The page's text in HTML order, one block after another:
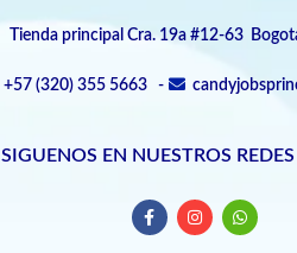
Tienda principal Cra. 19a #12-63
+57 (320) 355 5663 -
SIGUENOS EN NUESTROS